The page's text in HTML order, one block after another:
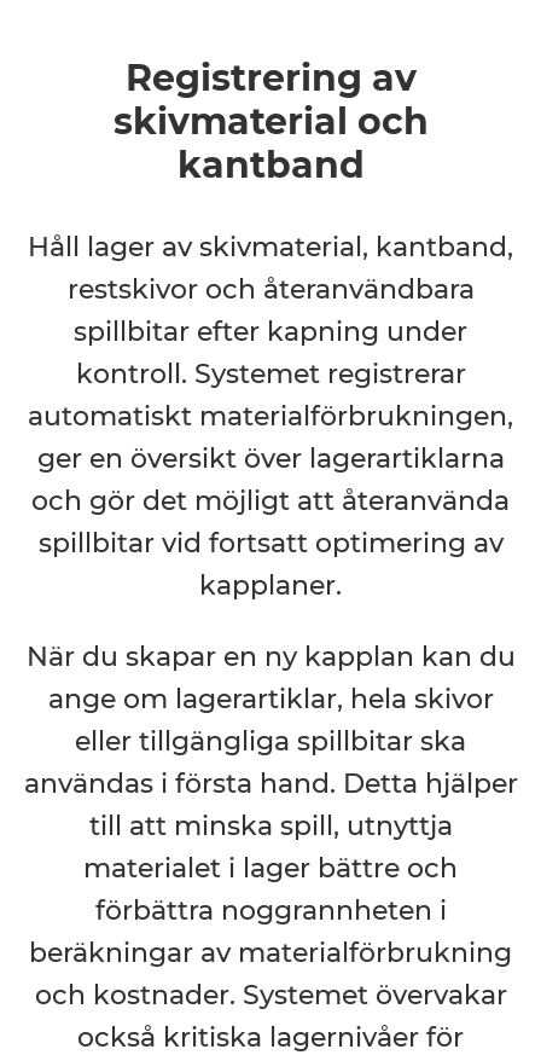
Registrering av
skivmaterial och
kantband
Håll lager av skivmaterial, kantband,
restskivor och återanvändbara
spillbitar efter kapning under
kontroll. Systemet registrerar
automatiskt materialförbrukningen,
ger en översikt över lagerartiklarna
och gör det möjligt att återanvända
spillbitar vid fortsatt optimering av
kapplaner.
När du skapar en ny kapplan kan du
ange om lagerartiklar, hela skivor
eller tillgängliga spillbitar ska
användas i första hand. Detta hjälper
till att minska spill, utnyttja
materialet i lager bättre och
förbättra noggrannheten i
beräkningar av materialförbrukning
och kostnader. Systemet övervakar
också kritiska lagernivåer för